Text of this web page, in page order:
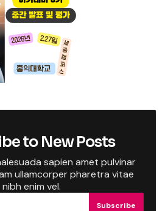
to New Posts
sapien amet pulvinar
ullamcorper pharetra vitae
nibh enim vel.
Subscribe